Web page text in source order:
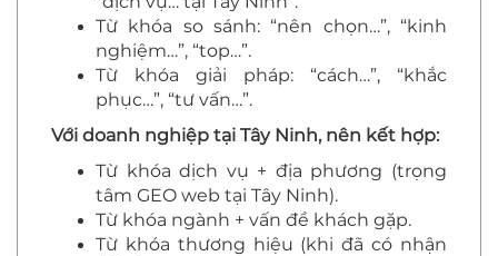
Từ khóa so sánh: “nên chọn…”, “kinh
nghiệm…”, “top…”.
Từ khóa giải pháp: “cách…”, “khắc
phục…”, “tư vấn…”.
Với doanh nghiệp tại Tây Ninh, nên kết hợp:
Từ khóa dịch vụ + địa phương (trọng
tâm GEO web tại Tây Ninh).
Từ khóa ngành + vấn đề khách gặp.
Từ khóa thương hiệu (khi đã có nhận